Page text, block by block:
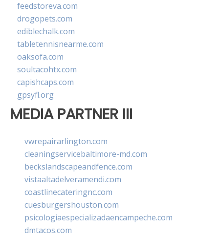
feedstoreva.com
drogopets.com
ediblechalk.com
tabletennisnearme.com
oaksofa.com
soultacohtx.com
capishcaps.com
gpsyfl.org
MEDIA PARTNER III
vwrepairarlington.com
cleaningservicebaltimore-md.com
beckslandscapeandfence.com
vistaaltadelveramendi.com
coastlinecateringnc.com
cuesburgershouston.com
psicologiaespecializadaencampeche.com
dmtacos.com